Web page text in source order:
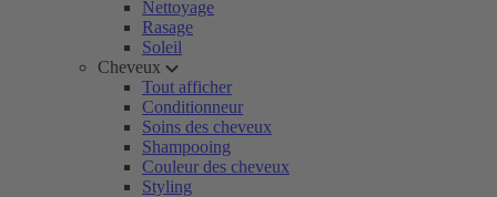
Nettoyage
Rasage
Soleil
Cheveux
Tout afficher
Conditionneur
Soins des cheveux
Shampooing
Couleur des cheveux
Styling